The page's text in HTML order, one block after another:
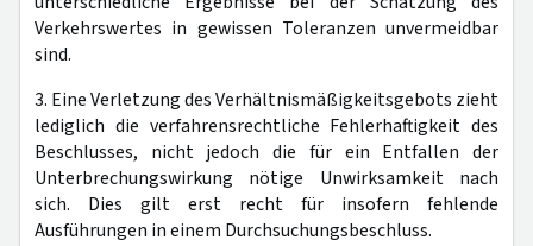
Verkehrswertes in gewissen Toleranzen unvermeidbar
sind.
3. Eine Verletzung des Verhältnismäßigkeitsgebots zieht
lediglich die verfahrensrechtliche Fehlerhaftigkeit des
Beschlusses, nicht jedoch die für ein Entfallen der
Unterbrechungswirkung nötige Unwirksamkeit nach
sich. Dies gilt erst recht für insofern fehlende
Ausführungen in einem Durchsuchungsbeschluss.